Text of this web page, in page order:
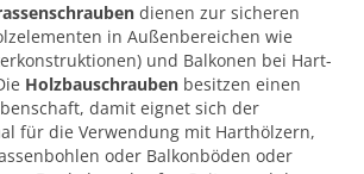
dienen zur sicheren
in Außenbereichen wie
und Balkonen bei Hart-
Holzbauschrauben besitzen einen
damit eignet sich der
für die Verwendung mit Harthölzern,
oder Balkonböden oder